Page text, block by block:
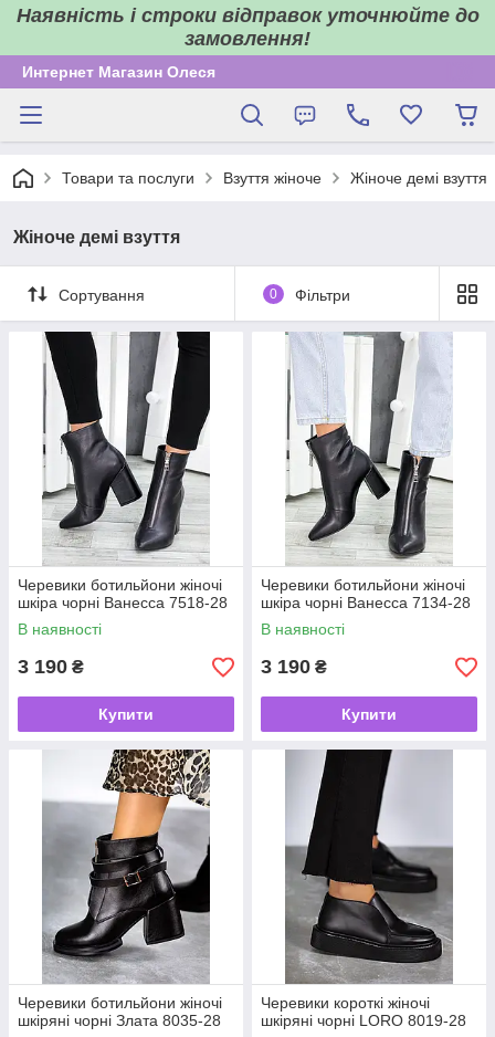
Наявність і строки відправок уточнюйте до
замовлення!
Интернет Магазин Олеся
Товари та послуги Взуття жіноче Жіноче демі взуття
Жіноче демі взуття
Сортування 0 Фільтри
Черевики ботильйони жіночі
шкіра чорні Ванесса 7518-28
В наявності
3 190 ₴
Купити
Черевики ботильйони жіночі
шкіра чорні Ванесса 7134-28
В наявності
3 190 ₴
Купити
Черевики ботильйони жіночі
шкіряні чорні Злата 8035-28
Черевики короткі жіночі
шкіряні чорні LORO 8019-28